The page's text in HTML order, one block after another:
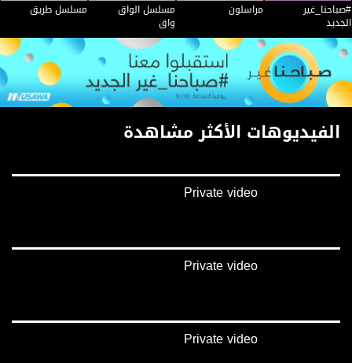
#صباحنا_غير
الجديد
مراسلون مسلسل الواق
واق
مسلسل طريق
الفيديوهات الأكثر مشاهدة
Private video
Private video
Private video